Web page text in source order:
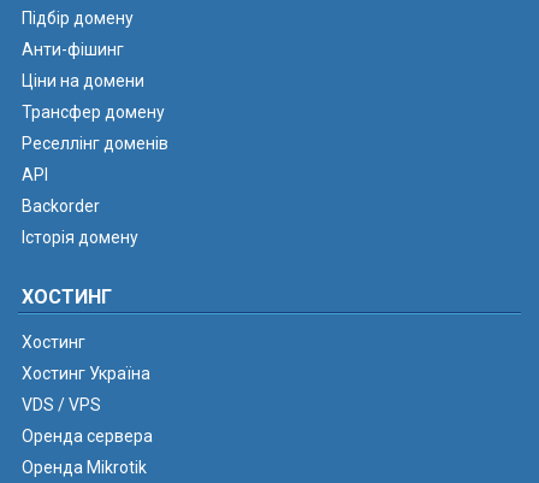
Підбір домену
Анти-фішинг
Ціни на домени
Трансфер домену
Реселлінг доменів
API
Backorder
Історія домену
ХОСТИНГ
Хостинг
Хостинг Україна
VDS / VPS
Оренда сервера
Оренда Mikrotik